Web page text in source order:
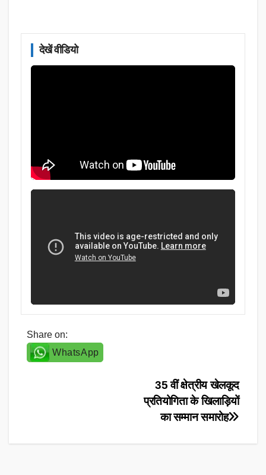
देखें वीडियो
Share on:
WhatsApp
35 वीं क्षेत्रीय खेलकूद
प्रतियोगिता के खिलाड़ियों
का सम्मान समारोह